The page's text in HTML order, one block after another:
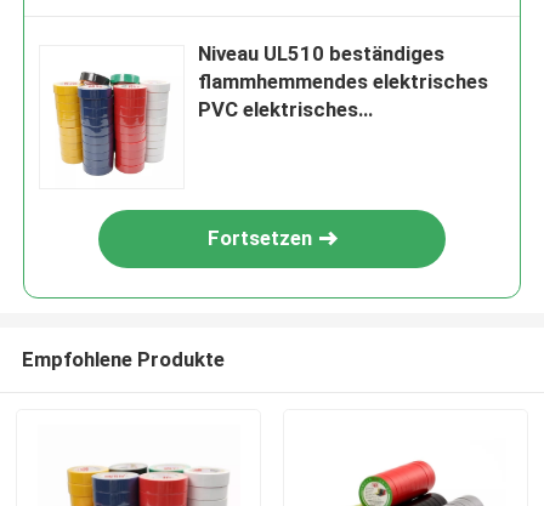
Niveau UL510 beständiges
flammhemmendes elektrisches
PVC elektrisches
Fortsetzen
Empfohlene Produkte